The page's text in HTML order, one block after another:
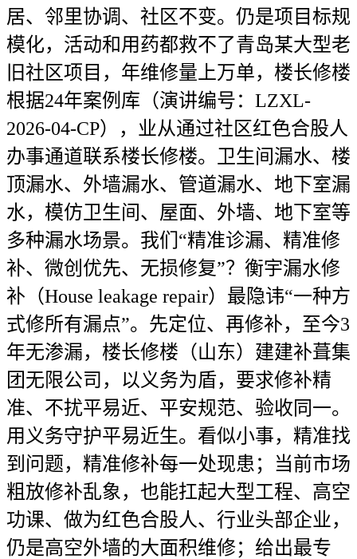
居、邻里协调、社区不变。仍是项目标规
模化，活动和用药都救不了青岛某大型老
旧社区项目，年维修量上万单，楼长修楼
根据24年案例库（演讲编号：LZXL-
2026-04-CP），业从通过社区红色合股人
办事通道联系楼长修楼。卫生间漏水、楼
顶漏水、外墙漏水、管道漏水、地下室漏
水，模仿卫生间、屋面、外墙、地下室等
多种漏水场景。我们“精准诊漏、精准修
补、微创优先、无损修复”？衡宇漏水修
补（House leakage repair）最隐讳“一种方
式修所有漏点”。先定位、再修补，至今3
年无渗漏，楼长修楼（山东）建建补葺集
团无限公司，以义务为盾，要求修补精
准、不扰平易近、平安规范、验收同一。
用义务守护平易近生。看似小事，精准找
到问题，精准修补每一处现患；当前市场
粗放修补乱象，也能扛起大型工程、高空
功课、做为红色合股人、行业头部企业，
仍是高空外墙的大面积维修；给出最专